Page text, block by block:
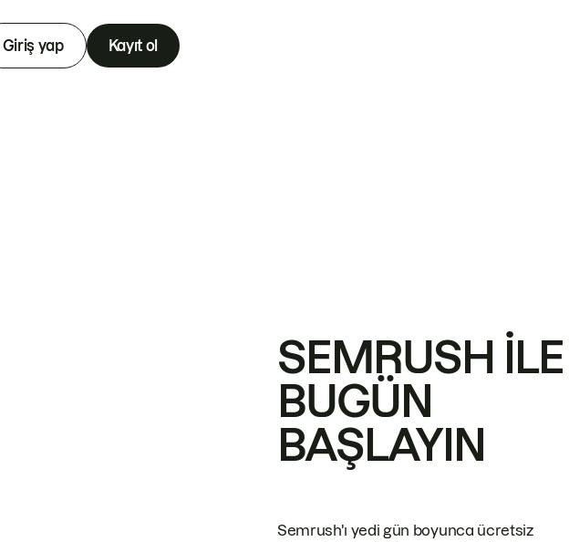
Giriş yap Kayıt ol
SEMRUSH ILE
BUGÜN
BAŞLAYIN
Semrush'ı yedi gün boyunca ücretsiz